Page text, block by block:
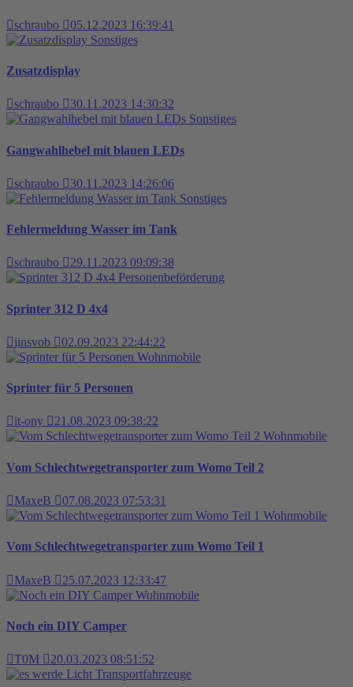
schraubo
05.12.2023 16:39:41
Sonstiges
Zusatzdisplay
schraubo
30.11.2023 14:30:32
Sonstiges
Gangwahlhebel mit blauen LEDs
schraubo
30.11.2023 14:26:06
Sonstiges
Fehlermeldung Wasser im Tank
schraubo
29.11.2023 09:09:38
Personenbeförderung
Sprinter 312 D 4x4
jinsvob
02.09.2023 22:44:22
Wohnmobile
Sprinter für 5 Personen
it-ony
21.08.2023 09:38:22
Wohnmobile
Vom Schlechtwegetransporter zum Womo Teil 2
MaxeB
07.08.2023 07:53:31
Wohnmobile
Vom Schlechtwegetransporter zum Womo Teil 1
MaxeB
25.07.2023 12:33:47
Wohnmobile
Noch ein DIY Camper
T0M
20.03.2023 08:51:52
Transportfahrzeuge